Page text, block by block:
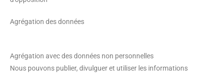
Agrégation des données
Agrégation avec des données non personnelles
Nous pouvons publier, divulguer et utiliser les informations